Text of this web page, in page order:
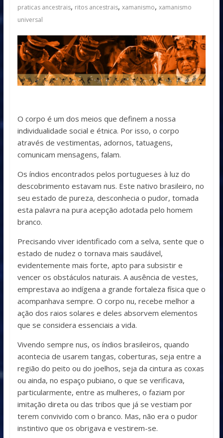
praticas ancestrais, ritos ancestrais, xamanismo, xamanismo
universal
O corpo é um dos meios que definem a nossa
individualidade social e étnica. Por isso, o corpo
através de vestimentas, adornos, tatuagens,
comunicam mensagens, falam.
Os índios encontrados pelos portugueses à luz do
descobrimento estavam nus. Este nativo brasileiro, no
seu estado de pureza, desconhecia o pudor, tomada
esta palavra na pura acepção adotada pelo homem
branco.
Precisando viver identificado com a selva, sente que o
estado de nudez o tornava mais saudável,
evidentemente mais forte, apto para subsistir e
vencer os obstáculos naturais. A ausência de vestes,
emprestava ao indígena a grande fortaleza física que o
acompanhava sempre. O corpo nu, recebe melhor a
ação dos raios solares e deles absorvem elementos
que se considera essenciais a vida.
Vivendo sempre nus, os índios brasileiros, quando
acontecia de usarem tangas, coberturas, seja entre a
região do peito ou do joelhos, seja da cintura as coxas
ou ainda, no espaço pubiano, o que se verificava,
particularmente, entre as mulheres, o faziam por
imitação direta ou das tribos que já se vestiam por
terem convivido com o branco. Mas, não era o pudor
instintivo que os obrigava e vestirem-se.